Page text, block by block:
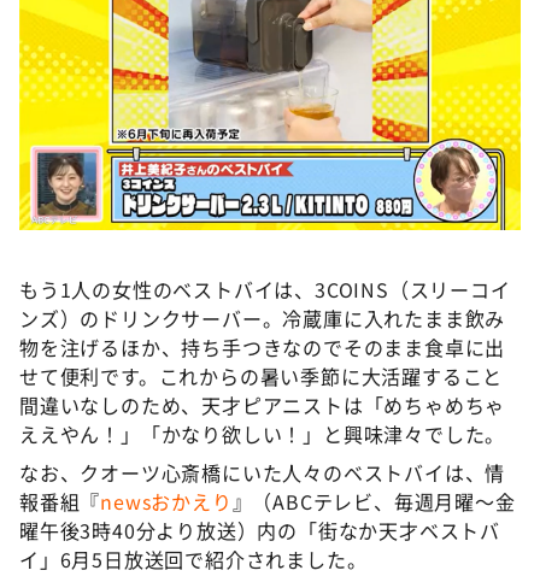
もう1人の女性のベストバイは、3COINS（スリーコイ
ンズ）のドリンクサーバー。冷蔵庫に入れたまま飲み
物を注げるほか、持ち手つきなのでそのまま食卓に出
せて便利です。これからの暑い季節に大活躍すること
間違いなしのため、天才ピアニストは「めちゃめちゃ
ええやん！」「かなり欲しい！」と興味津々でした。
なお、クオーツ心斎橋にいた人々のベストバイは、情
報番組『newsおかえり』（ABCテレビ、毎週月曜～金
曜午後3時40分より放送）内の「街なか天才ベストバ
イ」6月5日放送回で紹介されました。